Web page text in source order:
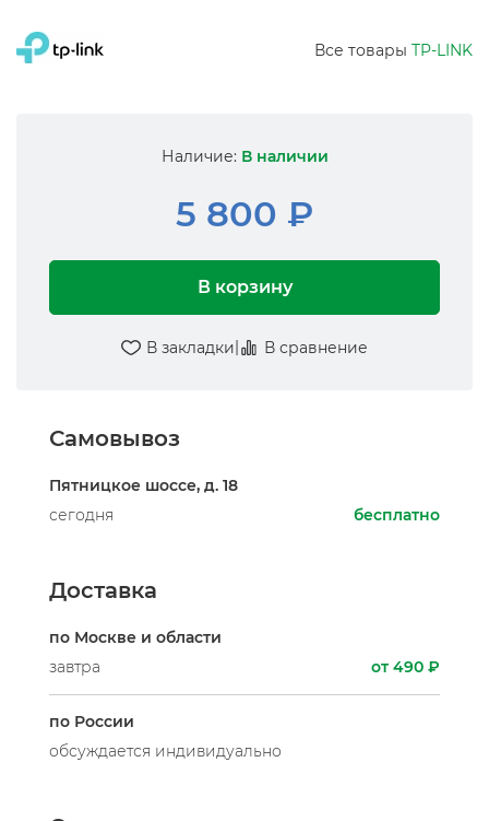
Все товары TP-LINK
Наличие: В наличии
5 800 ₽
В корзину
В закладки| В сравнение
Самовывоз
Пятницкое шоссе, д. 18
сегодня
бесплатно
Доставка
по Москве и области
завтра
от 490 ₽
по России
обсуждается индивидуально